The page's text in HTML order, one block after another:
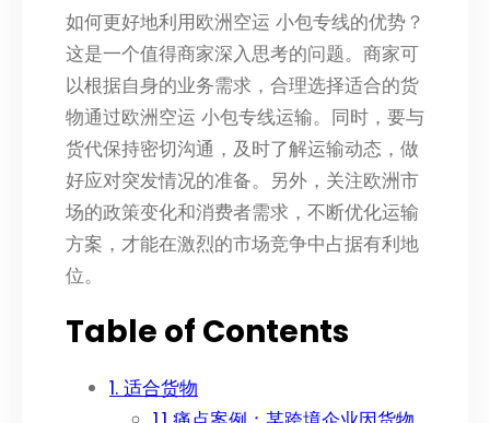
如何更好地利用欧洲空运 小包专线的优势？
这是一个值得商家深入思考的问题。商家可
以根据自身的业务需求，合理选择适合的货
物通过欧洲空运 小包专线运输。同时，要与
货代保持密切沟通，及时了解运输动态，做
好应对突发情况的准备。另外，关注欧洲市
场的政策变化和消费者需求，不断优化运输
方案，才能在激烈的市场竞争中占据有利地
位。
Table of Contents
1. 适合货物